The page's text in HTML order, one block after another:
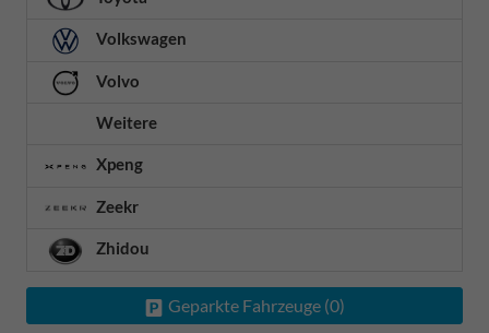
Volkswagen
Volvo
Weitere
Xpeng
Zeekr
Zhidou
Geparkte Fahrzeuge (0)